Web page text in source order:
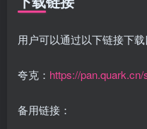
用户可以通过以下链接下
夸克： https://
备用链接：